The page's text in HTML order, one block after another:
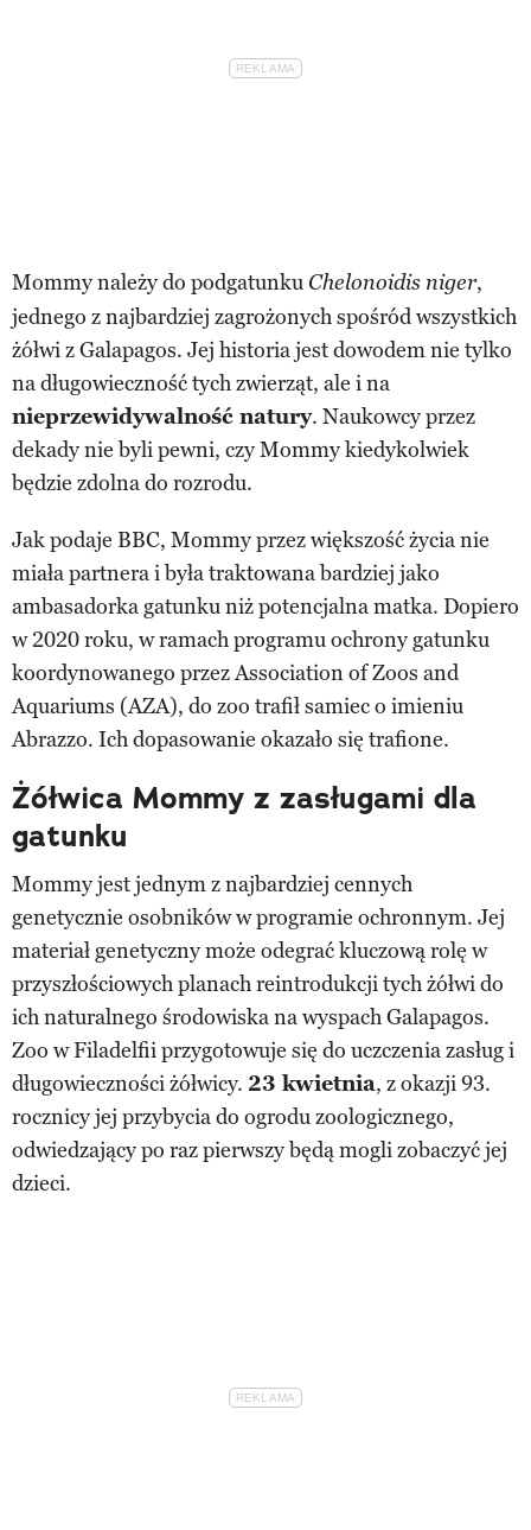
Mommy należy do podgatunku Chelonoidis niger,
jednego z najbardziej zagrożonych spośród wszystkich
żółwi z Galapagos. Jej historia jest dowodem nie tylko
na długowieczność tych zwierząt, ale i na
nieprzewidywalność natury. Naukowcy przez
dekady nie byli pewni, czy Mommy kiedykolwiek
będzie zdolna do rozrodu.
Jak podaje BBC, Mommy przez większość życia nie
miała partnera i była traktowana bardziej jako
ambasadorka gatunku niż potencjalna matka. Dopiero
w 2020 roku, w ramach programu ochrony gatunku
koordynowanego przez Association of Zoos and
Aquariums (AZA), do zoo trafił samiec o imieniu
Abrazzo. Ich dopasowanie okazało się trafione.
Żółwica Mommy z zasługami dla
gatunku
Mommy jest jednym z najbardziej cennych
genetycznie osobników w programie ochronnym. Jej
materiał genetyczny może odegrać kluczową rolę w
przyszłościowych planach reintrodukcji tych żółwi do
ich naturalnego środowiska na wyspach Galapagos.
Zoo w Filadelfii przygotowuje się do uczczenia zasług i
długowieczności żółwicy. 23 kwietnia, z okazji 93.
rocznicy jej przybycia do ogrodu zoologicznego,
odwiedzający po raz pierwszy będą mogli zobaczyć jej
dzieci.